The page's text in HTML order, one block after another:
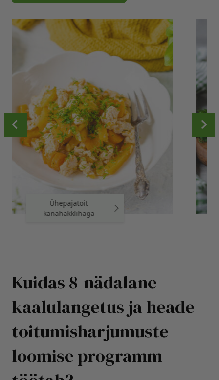
Tuunikala-muna
võileivad
Kuidas 8-nädalane
kaalulangetus ja heade
toitumisharjumuste
loomise programm